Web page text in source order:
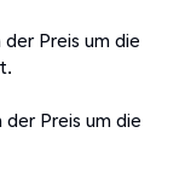
Preis um die
der Preis um die